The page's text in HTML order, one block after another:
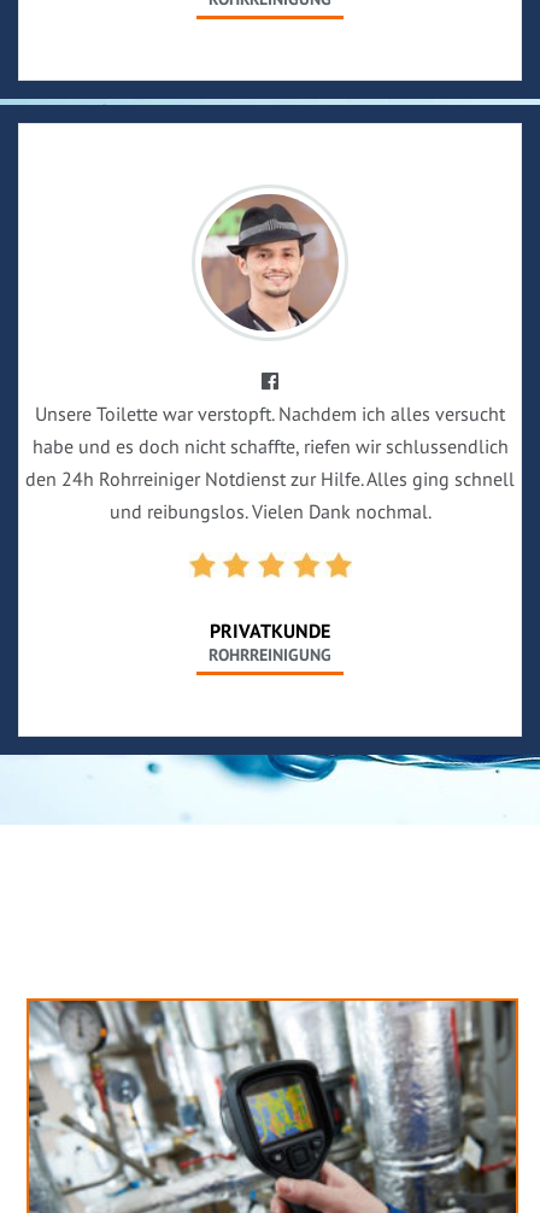
Unsere Toilette war verstopft. Nachdem ich alles versucht
habe und es doch nicht schaffte, riefen wir schlussendlich
den 24h Rohrreiniger Notdienst zur Hilfe. Alles ging schnell
und reibungslos. Vielen Dank nochmal.
PRIVATKUNDE
ROHRREINIGUNG